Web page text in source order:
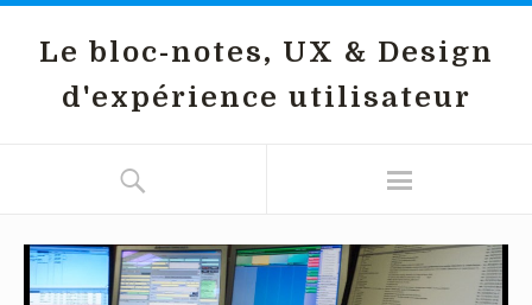
Le bloc-notes, UX & Design
d'expérience utilisateur